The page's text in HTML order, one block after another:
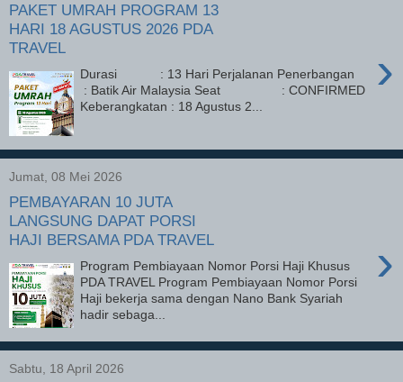
PAKET UMRAH PROGRAM 13
HARI 18 AGUSTUS 2026 PDA
TRAVEL
›
Durasi : 13 Hari Perjalanan Penerbangan
: Batik Air Malaysia Seat : CONFIRMED
Keberangkatan : 18 Agustus 2...
Jumat, 08 Mei 2026
PEMBAYARAN 10 JUTA
LANGSUNG DAPAT PORSI
HAJI BERSAMA PDA TRAVEL
›
Program Pembiayaan Nomor Porsi Haji Khusus
PDA TRAVEL Program Pembiayaan Nomor Porsi
Haji bekerja sama dengan Nano Bank Syariah
hadir sebaga...
Sabtu, 18 April 2026